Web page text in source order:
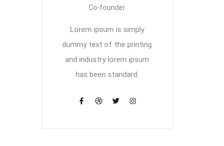
Co-founder
Lorem ipsum is simply
dummy text of the printing
and industry lorem ipsum
has been standard.